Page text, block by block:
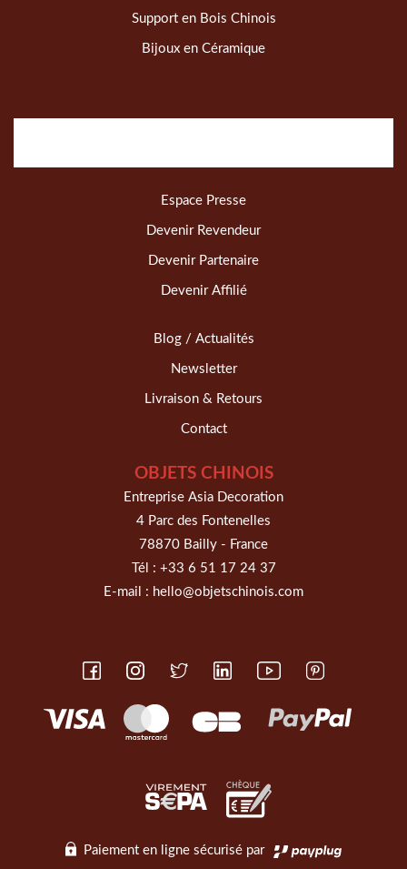
Support en Bois Chinois
Bijoux en Céramique
Espace Presse
Devenir Revendeur
Devenir Partenaire
Devenir Affilié
Blog / Actualités
Newsletter
Livraison & Retours
Contact
OBJETS CHINOIS
Entreprise Asia Decoration
4 Parc des Fontenelles
78870 Bailly - France
Tél : +33 6 51 17 24 37
E-mail : hello@objetschinois.com
Paiement en ligne sécurisé par